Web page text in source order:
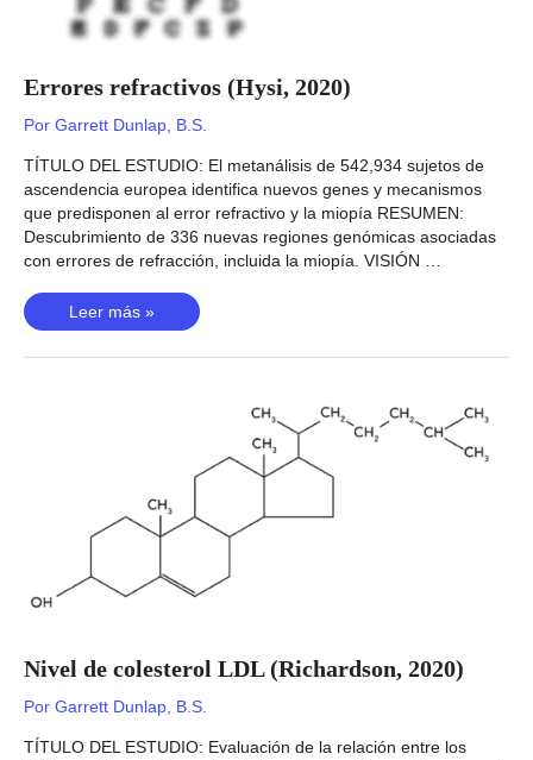
Errores refractivos (Hysi, 2020)
Por Garrett Dunlap, B.S.
TÍTULO DEL ESTUDIO: El metanálisis de 542,934 sujetos de
ascendencia europea identifica nuevos genes y mecanismos
que predisponen al error refractivo y la miopía RESUMEN:
Descubrimiento de 336 nuevas regiones genómicas asociadas
con errores de refracción, incluida la miopía. VISIÓN …
Errores
refractivos
(Hysi,
Leer más »
Nivel de colesterol LDL (Richardson, 2020)
Por Garrett Dunlap, B.S.
TÍTULO DEL ESTUDIO: Evaluación de la relación entre los